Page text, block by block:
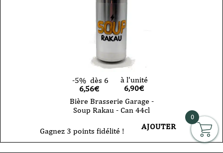
-5% dès 6
6,56€
à l'unité
6,90€
Bière Brasserie Garage -
Soup Rakau - Can 44cl
Gagnez 3 points fidélité ! AJOUTER
0